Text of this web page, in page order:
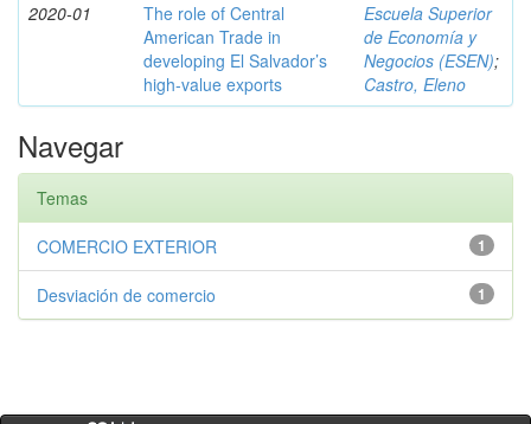
2020-01
The role of Central
American Trade in
developing El Salvador’s
high-value exports
Escuela Superior
de Economía y
Negocios (ESEN);
Castro, Eleno
Navegar
Temas
1
COMERCIO EXTERIOR
1
Desviación de comercio